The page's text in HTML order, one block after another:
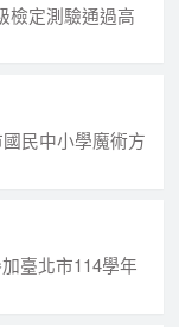
檢定測驗通過高
民中小學魔術方
臺北市114學年